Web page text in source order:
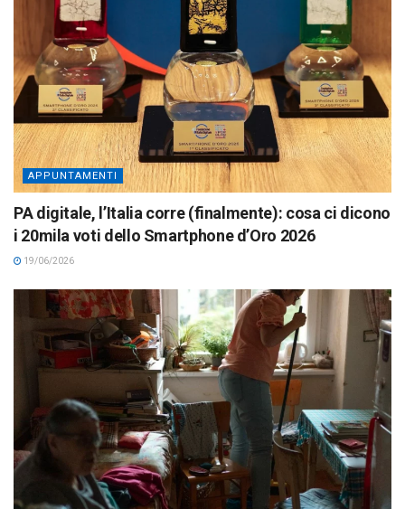
APPUNTAMENTI
PA digitale, l’Italia corre (finalmente): cosa ci dicono
i 20mila voti dello Smartphone d’Oro 2026
19/06/2026